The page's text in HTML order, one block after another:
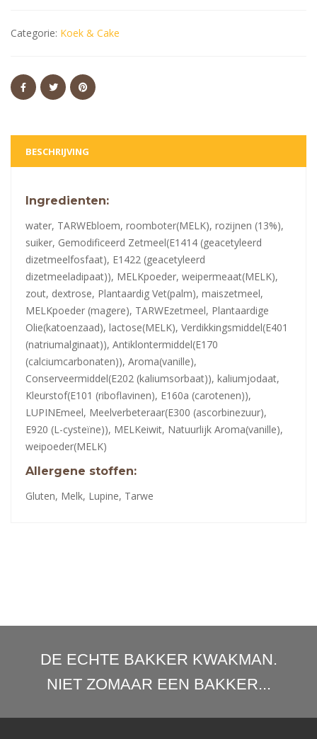
Categorie: Koek & Cake
BESCHRIJVING
Ingredienten:
water, TARWEbloem, roomboter(MELK), rozijnen (13%),
suiker, Gemodificeerd Zetmeel(E1414 (geacetyleerd
dizetmeelfosfaat), E1422 (geacetyleerd
dizetmeeladipaat)), MELKpoeder, weipermeaat(MELK),
zout, dextrose, Plantaardig Vet(palm), maiszetmeel,
MELKpoeder (magere), TARWEzetmeel, Plantaardige
Olie(katoenzaad), lactose(MELK), Verdikkingsmiddel(E401
(natriumalginaat)), Antiklontermiddel(E170
(calciumcarbonaten)), Aroma(vanille),
Conserveermiddel(E202 (kaliumsorbaat)), kaliumjodaat,
Kleurstof(E101 (riboflavinen), E160a (carotenen)),
LUPINEmeel, Meelverbeteraar(E300 (ascorbinezuur),
E920 (L-cysteïne)), MELKeiwit, Natuurlijk Aroma(vanille),
weipoeder(MELK)
Allergene stoffen:
Gluten, Melk, Lupine, Tarwe
DE ECHTE BAKKER KWAKMAN.
NIET ZOMAAR EEN BAKKER...